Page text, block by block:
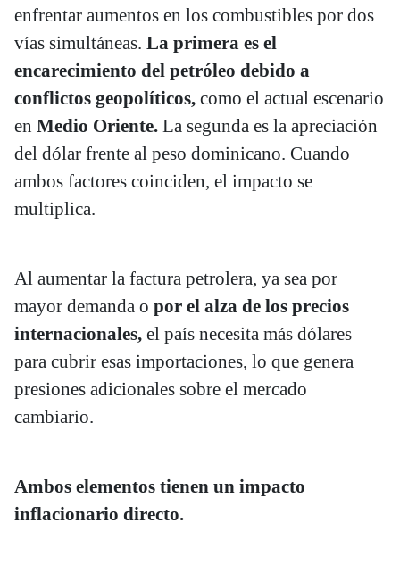
enfrentar aumentos en los combustibles por dos
vías simultáneas. La primera es el
encarecimiento del petróleo debido a
conflictos geopolíticos, como el actual escenario
en Medio Oriente. La segunda es la apreciación
del dólar frente al peso dominicano. Cuando
ambos factores coinciden, el impacto se
multiplica.
Al aumentar la factura petrolera, ya sea por
mayor demanda o por el alza de los precios
internacionales, el país necesita más dólares
para cubrir esas importaciones, lo que genera
presiones adicionales sobre el mercado
cambiario.
Ambos elementos tienen un impacto
inflacionario directo.